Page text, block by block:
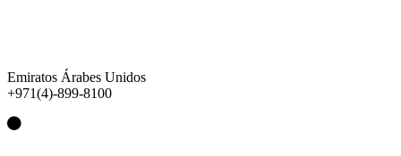
Emiratos Árabes Unidos
+971(4)-899-8100